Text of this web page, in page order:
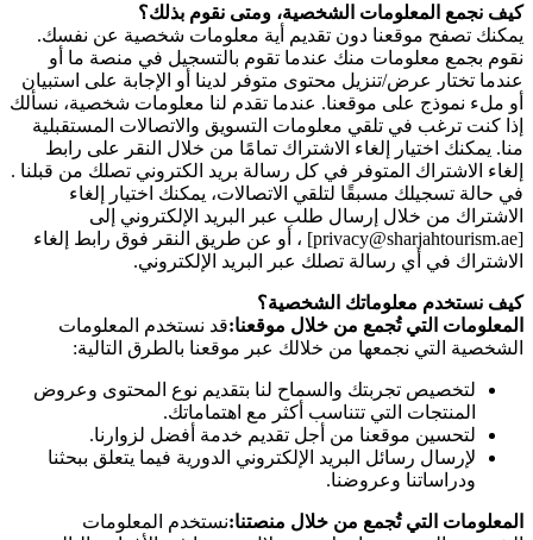
كيف نجمع المعلومات الشخصية، ومتى نقوم بذلك؟
يمكنك تصفح موقعنا دون تقديم أية معلومات شخصية عن نفسك.
نقوم بجمع معلومات منك عندما تقوم بالتسجيل في منصة ما أو
عندما تختار عرض/تنزيل محتوى متوفر لدينا أو الإجابة على استبيان
أو ملء نموذج على موقعنا. عندما تقدم لنا معلومات شخصية، نسألك
إذا كنت ترغب في تلقي معلومات التسويق والاتصالات المستقبلية
منا. يمكنك اختيار إلغاء الاشتراك تمامًا من خلال النقر على رابط
إلغاء الاشتراك المتوفر في كل رسالة بريد الكتروني تصلك من قبلنا .
في حالة تسجيلك مسبقًا لتلقي الاتصالات، يمكنك اختيار إلغاء
الاشتراك من خلال إرسال طلب عبر البريد الإلكتروني إلى
[privacy@sharjahtourism.ae] ، أو عن طريق النقر فوق رابط إلغاء
الاشتراك في أي رسالة تصلك عبر البريد الإلكتروني.
كيف نستخدم معلوماتك الشخصية؟
المعلومات التي تُجمع من خلال موقعنا:قد نستخدم المعلومات
الشخصية التي نجمعها من خلالك عبر موقعنا بالطرق التالية:
لتخصيص تجربتك والسماح لنا بتقديم نوع المحتوى وعروض
المنتجات التي تتناسب أكثر مع اهتماماتك.
لتحسين موقعنا من أجل تقديم خدمة أفضل لزوارنا.
لإرسال رسائل البريد الإلكتروني الدورية فيما يتعلق ببحثنا
ودراساتنا وعروضنا.
المعلومات التي تُجمع من خلال منصتنا:نستخدم المعلومات